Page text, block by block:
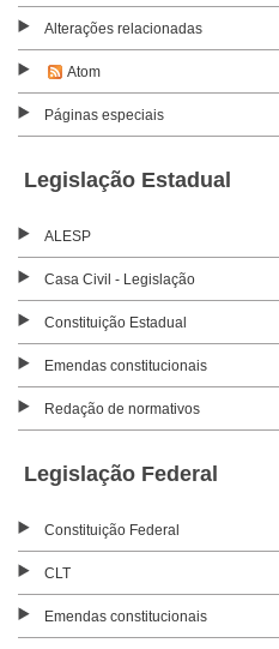
Alterações relacionadas
Atom
Páginas especiais
Legislação Estadual
ALESP
Casa Civil - Legislação
Constituição Estadual
Emendas constitucionais
Redação de normativos
Legislação Federal
Constituição Federal
CLT
Emendas constitucionais